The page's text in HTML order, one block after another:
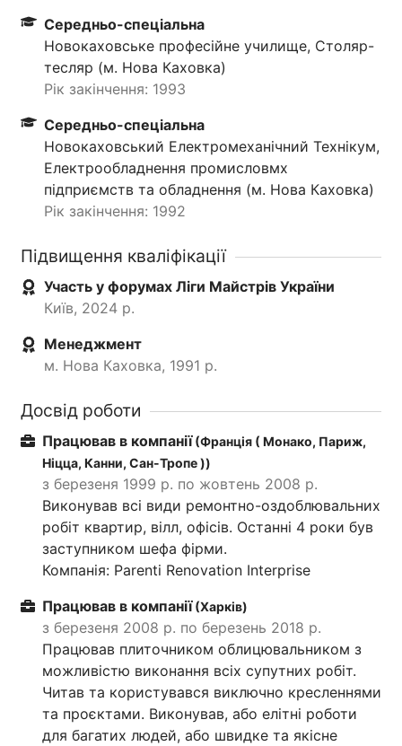
Середньо-спеціальна
Новокаховське професійне училище, Столяр-
тесляр (м. Нова Каховка)
Рік закінчення: 1993
Середньо-спеціальна
Новокаховський Електромеханічний Технікум,
Електрообладнення промисловмх
підприємств та обладнення (м. Нова Каховка)
Рік закінчення: 1992
Підвищення кваліфікації
Участь у форумах Ліги Майстрів України
Київ, 2024 р.
Менеджмент
м. Нова Каховка, 1991 р.
Досвід роботи
Працював в компанії(Франція ( Монако, Париж,
Ніцца, Канни, Сан-Тропе ))
з березеня 1999 р. по жовтень 2008 р.
Виконував всі види ремонтно-оздоблювальних
робіт квартир, вілл, офісів. Останні 4 роки був
заступником шефа фірми.
Компанія: Parenti Renovation Interprise
Працював в компанії(Харків)
з березеня 2008 р. по березень 2018 р.
Працював плиточником облицювальником з
можливістю виконання всіх супутних робіт.
Читав та користувався виключно кресленнями
та проєктами. Виконував, або елітні роботи
для багатих людей, або швидке та якісне